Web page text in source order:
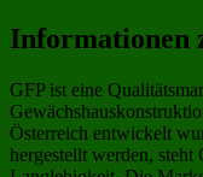
Informationen
GFP ist eine
Österreich entwickelt
hergestellt werden,